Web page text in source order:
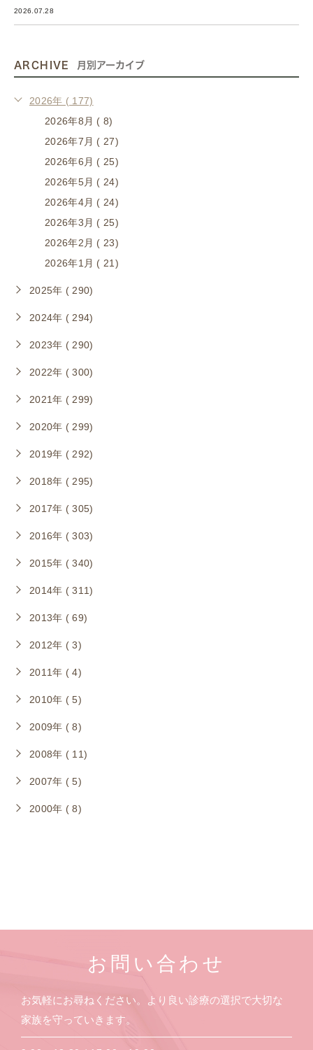
2026.07.28
ARCHIVE 月別アーカイブ
2026年 ( 177)
2026年8月 ( 8)
2026年7月 ( 27)
2026年6月 ( 25)
2026年5月 ( 24)
2026年4月 ( 24)
2026年3月 ( 25)
2026年2月 ( 23)
2026年1月 ( 21)
2025年 ( 290)
2024年 ( 294)
2023年 ( 290)
2022年 ( 300)
2021年 ( 299)
2020年 ( 299)
2019年 ( 292)
2018年 ( 295)
2017年 ( 305)
2016年 ( 303)
2015年 ( 340)
2014年 ( 311)
2013年 ( 69)
2012年 ( 3)
2011年 ( 4)
2010年 ( 5)
2009年 ( 8)
2008年 ( 11)
2007年 ( 5)
2000年 ( 8)
お問い合わせ
お気軽にお尋ねください。より良い診療の選択で大切な
家族を守っていきます。